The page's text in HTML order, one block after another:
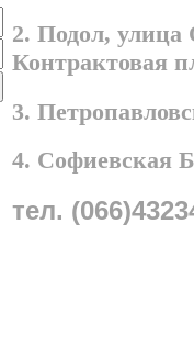
2. Подол,
Контрактовая
3.
4. Софиевская
тел.